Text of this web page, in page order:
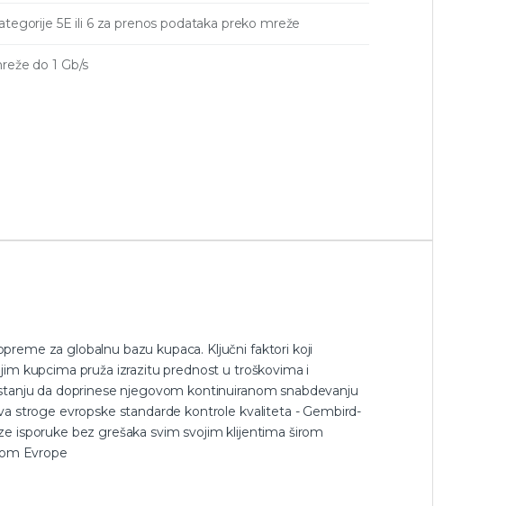
5E ili 6 za prenos podataka preko mreže
do 1 Gb/s
za globalnu bazu kupaca. Ključni faktori koji
kupcima pruža izrazitu prednost u troškovima i
da doprinese njegovom kontinuiranom snabdevanju
stroge evropske standarde kontrole kvaliteta - Gembird-
isporuke bez grešaka svim svojim klijentima širom
Evrope